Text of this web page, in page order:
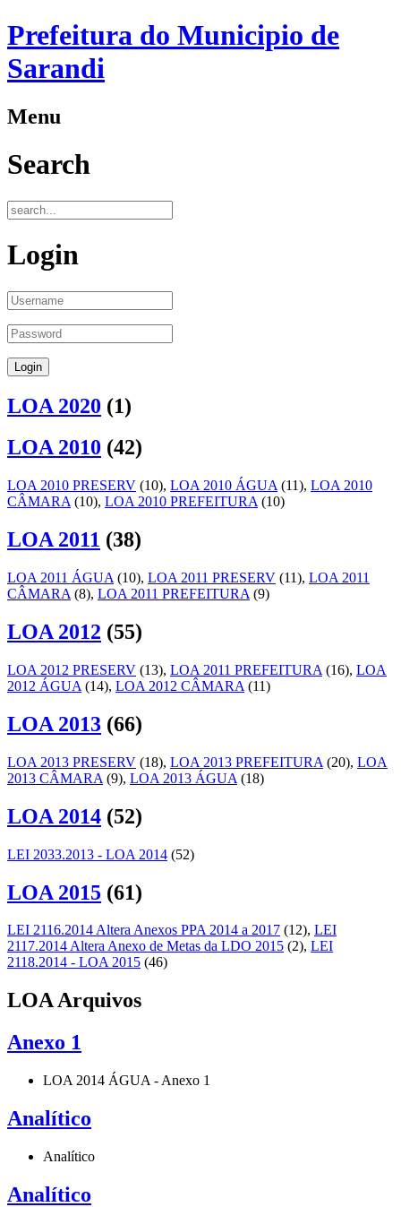
Prefeitura do Municipio de
Sarandi
Menu
Search
Login
LOA 2020 (1)
LOA 2010 (42)
LOA 2010 PRESERV (10), LOA 2010 ÁGUA (11), LOA 2010
CÂMARA (10), LOA 2010 PREFEITURA (10)
LOA 2011 (38)
LOA 2011 ÁGUA (10), LOA 2011 PRESERV (11), LOA 2011
CÂMARA (8), LOA 2011 PREFEITURA (9)
LOA 2012 (55)
LOA 2012 PRESERV (13), LOA 2011 PREFEITURA (16), LOA
2012 ÁGUA (14), LOA 2012 CÂMARA (11)
LOA 2013 (66)
LOA 2013 PRESERV (18), LOA 2013 PREFEITURA (20), LOA
2013 CÂMARA (9), LOA 2013 ÁGUA (18)
LOA 2014 (52)
LEI 2033.2013 - LOA 2014 (52)
LOA 2015 (61)
LEI 2116.2014 Altera Anexos PPA 2014 a 2017 (12), LEI
2117.2014 Altera Anexo de Metas da LDO 2015 (2), LEI
2118.2014 - LOA 2015 (46)
LOA Arquivos
Anexo 1
LOA 2014 ÁGUA - Anexo 1
Analítico
Analítico
Analítico